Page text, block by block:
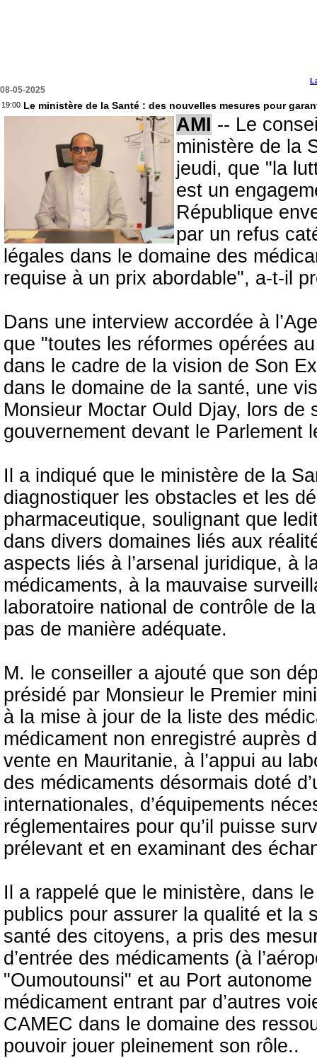
08-05-2025
19:00 Le ministère de la Santé : des nouvelles mesures pour
AMI -- Le
ministère de la
jeudi, que "la
est un
République
par un refus
légales dans le domaine des
requise à un prix abordable", a-t-il
Dans une interview accordée à
que "toutes les réformes opérées
dans le cadre de la vision de Son
dans le domaine de la santé, une
Monsieur Moctar Ould Djay, lors
gouvernement devant le Parlement
Il a indiqué que le ministère de la
diagnostiquer les obstacles et les
pharmaceutique, soulignant que
dans divers domaines liés aux
aspects liés à l’arsenal juridique, à
médicaments, à la mauvaise
laboratoire national de contrôle de
pas de manière adéquate.
M. le conseiller a ajouté que son
présidé par Monsieur le Premier
à la mise à jour de la liste des
médicament non enregistré auprès
vente en Mauritanie, à l’appui au
des médicaments désormais doté
internationales, d’équipements
réglementaires pour qu’il puisse
prélevant et en examinant des
Il a rappelé que le ministère, dans
publics pour assurer la qualité et la
santé des citoyens, a pris des
d’entrée des médicaments (à
"Oumoutounsi" et au Port
médicament entrant par d’autres
CAMEC dans le domaine des
pouvoir jouer pleinement son rôle..